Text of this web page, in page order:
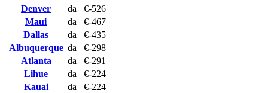
Denver
da
€-526
Maui
da
€-467
Dallas
da
€-435
Albuquerque da
€-298
Atlanta
da
€-291
Lihue
da
€-224
Kauai
da
€-224